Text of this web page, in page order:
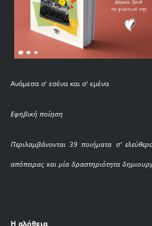
Ανάμεσα σ' εσένα και σ' εμένα
Εφηβική ποίηση
Περιλαμβάνονται 39 ποιήματα σ'
απόπειρας και μία δραστηριότητα
Η αλήθεια